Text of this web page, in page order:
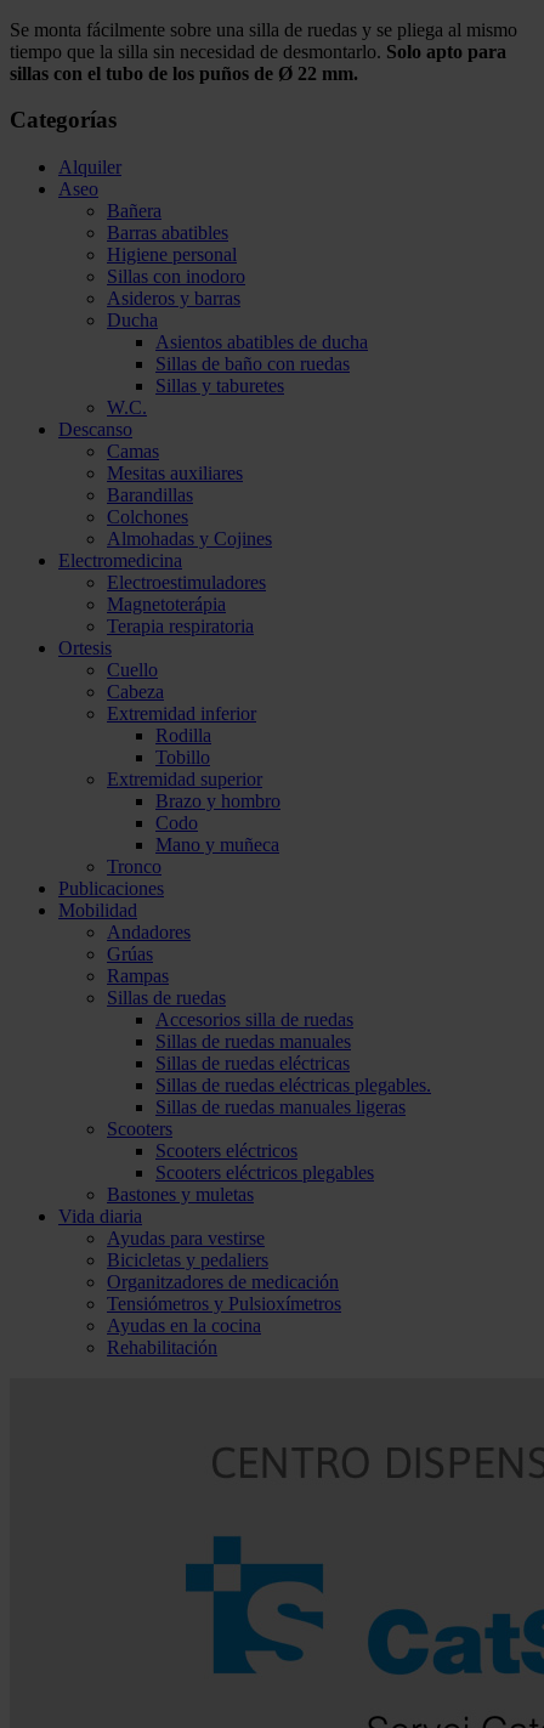
Se monta fácilmente sobre una silla de ruedas y se pliega al mismo
tiempo que la silla sin necesidad de desmontarlo. Solo apto para
sillas con el tubo de los puños de Ø 22 mm.
Categorías
Alquiler
Aseo
Bañera
Barras abatibles
Higiene personal
Sillas con inodoro
Asideros y barras
Ducha
Asientos abatibles de ducha
Sillas de baño con ruedas
Sillas y taburetes
W.C.
Descanso
Camas
Mesitas auxiliares
Barandillas
Colchones
Almohadas y Cojines
Electromedicina
Electroestimuladores
Magnetoterápia
Terapia respiratoria
Ortesis
Cuello
Cabeza
Extremidad inferior
Rodilla
Tobillo
Extremidad superior
Brazo y hombro
Codo
Mano y muñeca
Tronco
Publicaciones
Mobilidad
Andadores
Grúas
Rampas
Sillas de ruedas
Accesorios silla de ruedas
Sillas de ruedas manuales
Sillas de ruedas eléctricas
Sillas de ruedas eléctricas plegables.
Sillas de ruedas manuales ligeras
Scooters
Scooters eléctricos
Scooters eléctricos plegables
Bastones y muletas
Vida diaria
Ayudas para vestirse
Bicicletas y pedaliers
Organitzadores de medicación
Tensiómetros y Pulsioxímetros
Ayudas en la cocina
Rehabilitación